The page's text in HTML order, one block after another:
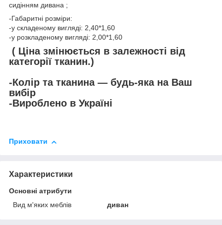
сидінням дивана ;
-Габаритні розміри:
-у складеному вигляді: 2,40*1,60
-у розкладеному вигляді: 2,00*1,60
( Ціна змінюється в залежності від
категорії тканин.)
-Колір та тканина — будь-яка на Ваш
вибір
-Вироблено в Україні
Приховати
Характеристики
Основні атрибути
Вид м'яких меблів
диван